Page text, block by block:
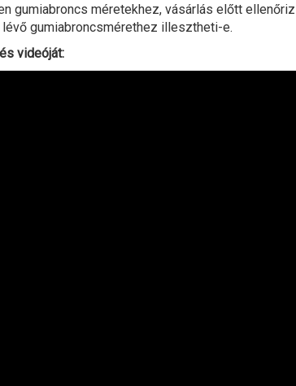
gumiabroncs méretekhez, vásárlás előtt
gumiabroncsmérethez illesztheti-e.
videóját: